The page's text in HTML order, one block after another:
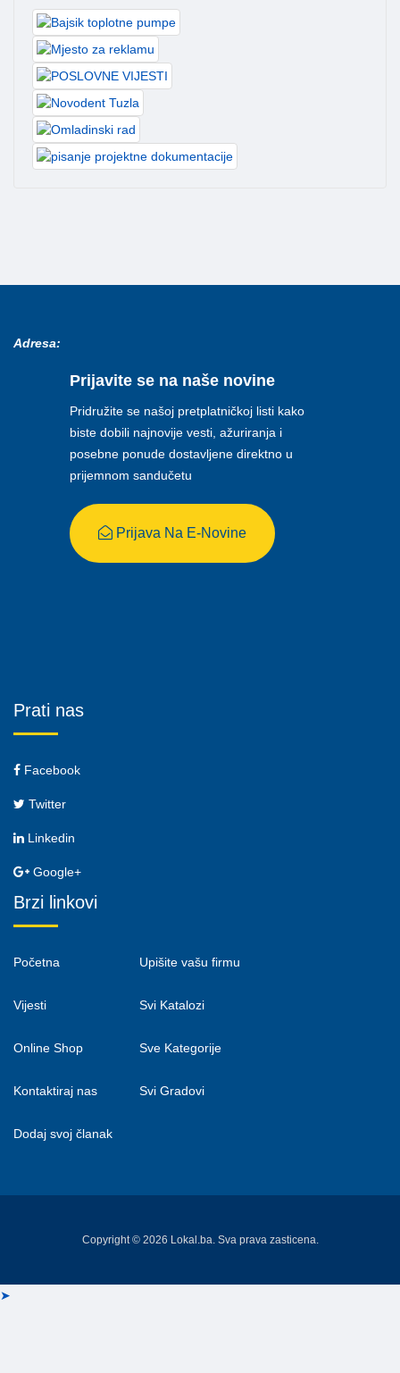
Adresa:
Prijavite se na naše novine
Pridružite se našoj pretplatničkoj listi kako
biste dobili najnovije vesti, ažuriranja i
posebne ponude dostavljene direktno u
prijemnom sandučetu
Prijava Na E-Novine
Prati nas
Facebook
Twitter
Linkedin
Google+
Brzi linkovi
Početna
Vijesti
Online Shop
Kontaktiraj nas
Dodaj svoj članak
Upišite vašu firmu
Svi Katalozi
Sve Kategorije
Svi Gradovi
Copyright © 2026 Lokal.ba. Sva prava zasticena.
➤